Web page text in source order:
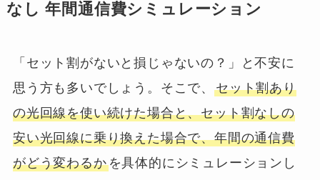
なし 年間通信費シミュレーション
「セット割がないと損じゃないの？」と不安に
思う方も多いでしょう。そこで、セット割あり
の光回線を使い続けた場合と、セット割なしの
安い光回線に乗り換えた場合で、年間の通信費
がどう変わるかを具体的にシミュレーションし